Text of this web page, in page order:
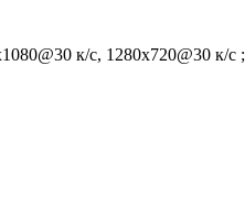
к/с, 1280х720@30 к/с ;